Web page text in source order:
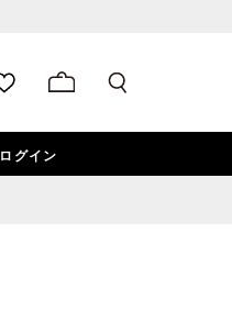
ログイン